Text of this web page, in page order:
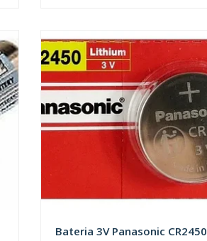
Bateria 3V Panasonic CR2450